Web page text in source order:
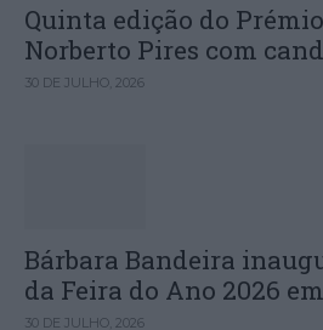
Quinta edição do
Norberto Pires com
30 DE JULHO, 2026
Bárbara Bandeira
da Feira do Ano 2026
30 DE JULHO, 2026